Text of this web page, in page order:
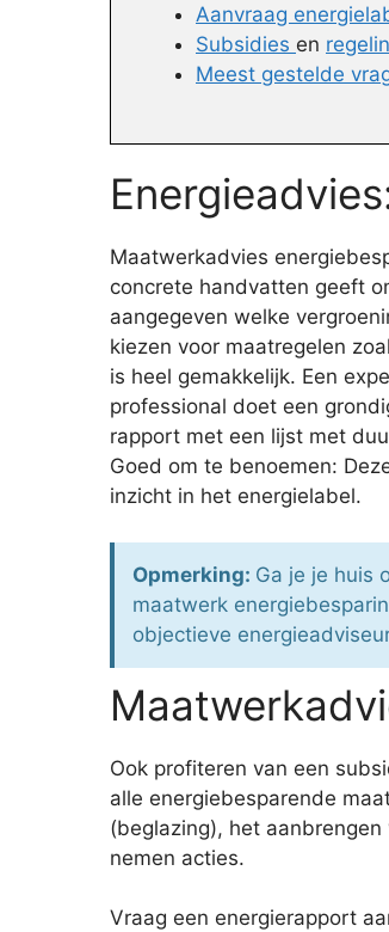
Aanvraag
Subsidies en
Meest gestelde
Maatwerkadvies
concrete handvatten geeft
aangegeven welke
kiezen voor maatregelen
is heel gemakkelijk. Een
professional doet een
rapport met een lijst met
Goed om te benoemen:
inzicht in het energielabel.
Opmerking: Ga je je huis
maatwerk
objectieve
Ook profiteren van een
alle energiebesparende
(beglazing), het
nemen acties.
Vraag een energierapport